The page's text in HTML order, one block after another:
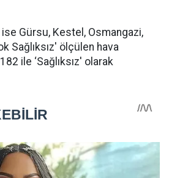
Gürsu, Kestel, Osmangazi,
Sağlıksız' ölçülen hava
ile ‘Sağlıksız' olarak